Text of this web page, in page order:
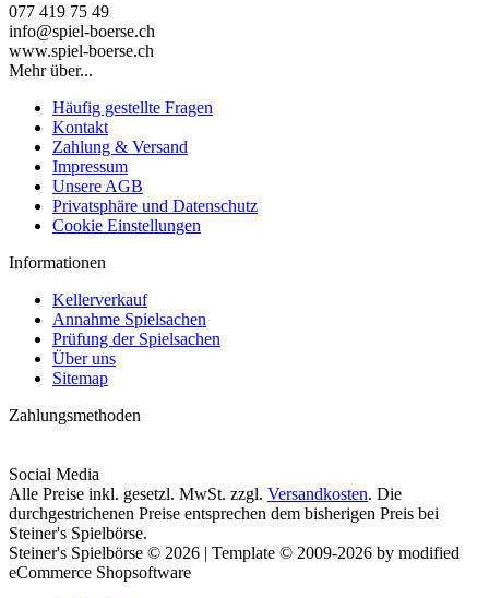
077 419 75 49
info@spiel-boerse.ch
www.spiel-boerse.ch
Mehr über...
Häufig gestellte Fragen
Kontakt
Zahlung & Versand
Impressum
Unsere AGB
Privatsphäre und Datenschutz
Cookie Einstellungen
Informationen
Kellerverkauf
Annahme Spielsachen
Prüfung der Spielsachen
Über uns
Sitemap
Zahlungsmethoden
Social Media
Alle Preise inkl. gesetzl. MwSt. zzgl. Versandkosten. Die
durchgestrichenen Preise entsprechen dem bisherigen Preis bei
Steiner's Spielbörse.
Steiner's Spielbörse © 2026 | Template © 2009-2026 by modified
eCommerce Shopsoftware